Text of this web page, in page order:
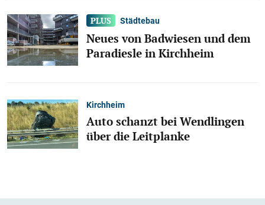
Städtebau
Neues von Badwiesen und dem
Paradiesle in Kirchheim
Kirchheim
Auto schanzt bei Wendlingen
über die Leitplanke